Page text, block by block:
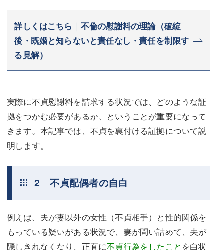
詳しくはこちら｜不倫の慰謝料の理論（破綻
後・既婚と知らないと責任なし・責任を制限す
る見解）
実際に不貞慰謝料を請求する状況では、どのような証
拠をつかむ必要があるか、ということが重要になって
きます。本記事では、不貞を裏付ける証拠について説
明します。
2 不貞配偶者の自白
例えば、夫が妻以外の女性（不貞相手）と性的関係を
もっている疑いがある状況で、妻が問い詰めて、夫が
隠しきれなくなり、正直に不貞行為をしたこと を白状